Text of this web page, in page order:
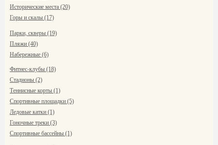
Исторические места (20)
Горы и скалы (17)
Парки, скверы (19)
Пляжи (40)
Набережные (6)
Фитнес-клубы (18)
Стадионы (2)
Теннисные корты (1)
Спортивные площадки (5)
Ледовые катки (1)
Гоночные треки (3)
Спортивные бассейны (1)